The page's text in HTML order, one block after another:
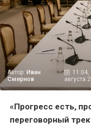
Автор: Иван
Смирнов
11:04,
августа
«Прогресс есть,
переговорный трек